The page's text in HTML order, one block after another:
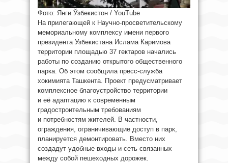
Фото: Янги Ўзбекистон / YouTube
На прилегающей к Научно-просветительскому
мемориальному комплексу имени первого
президента Узбекистана Ислама Каримова
территории площадью 37 гектаров начались
работы по созданию открытого общественного
парка. Об этом сообщила пресс-служба
хокимията Ташкента. Проект предусматривает
комплексное благоустройство территории
и её адаптацию к современным
градостроительным требованиям
и потребностям жителей. В частности,
ограждения, ограничивающие доступ в парк,
планируется демонтировать. Вместо них
создадут удобные входы и сеть связанных
между собой пешеходных дорожек.